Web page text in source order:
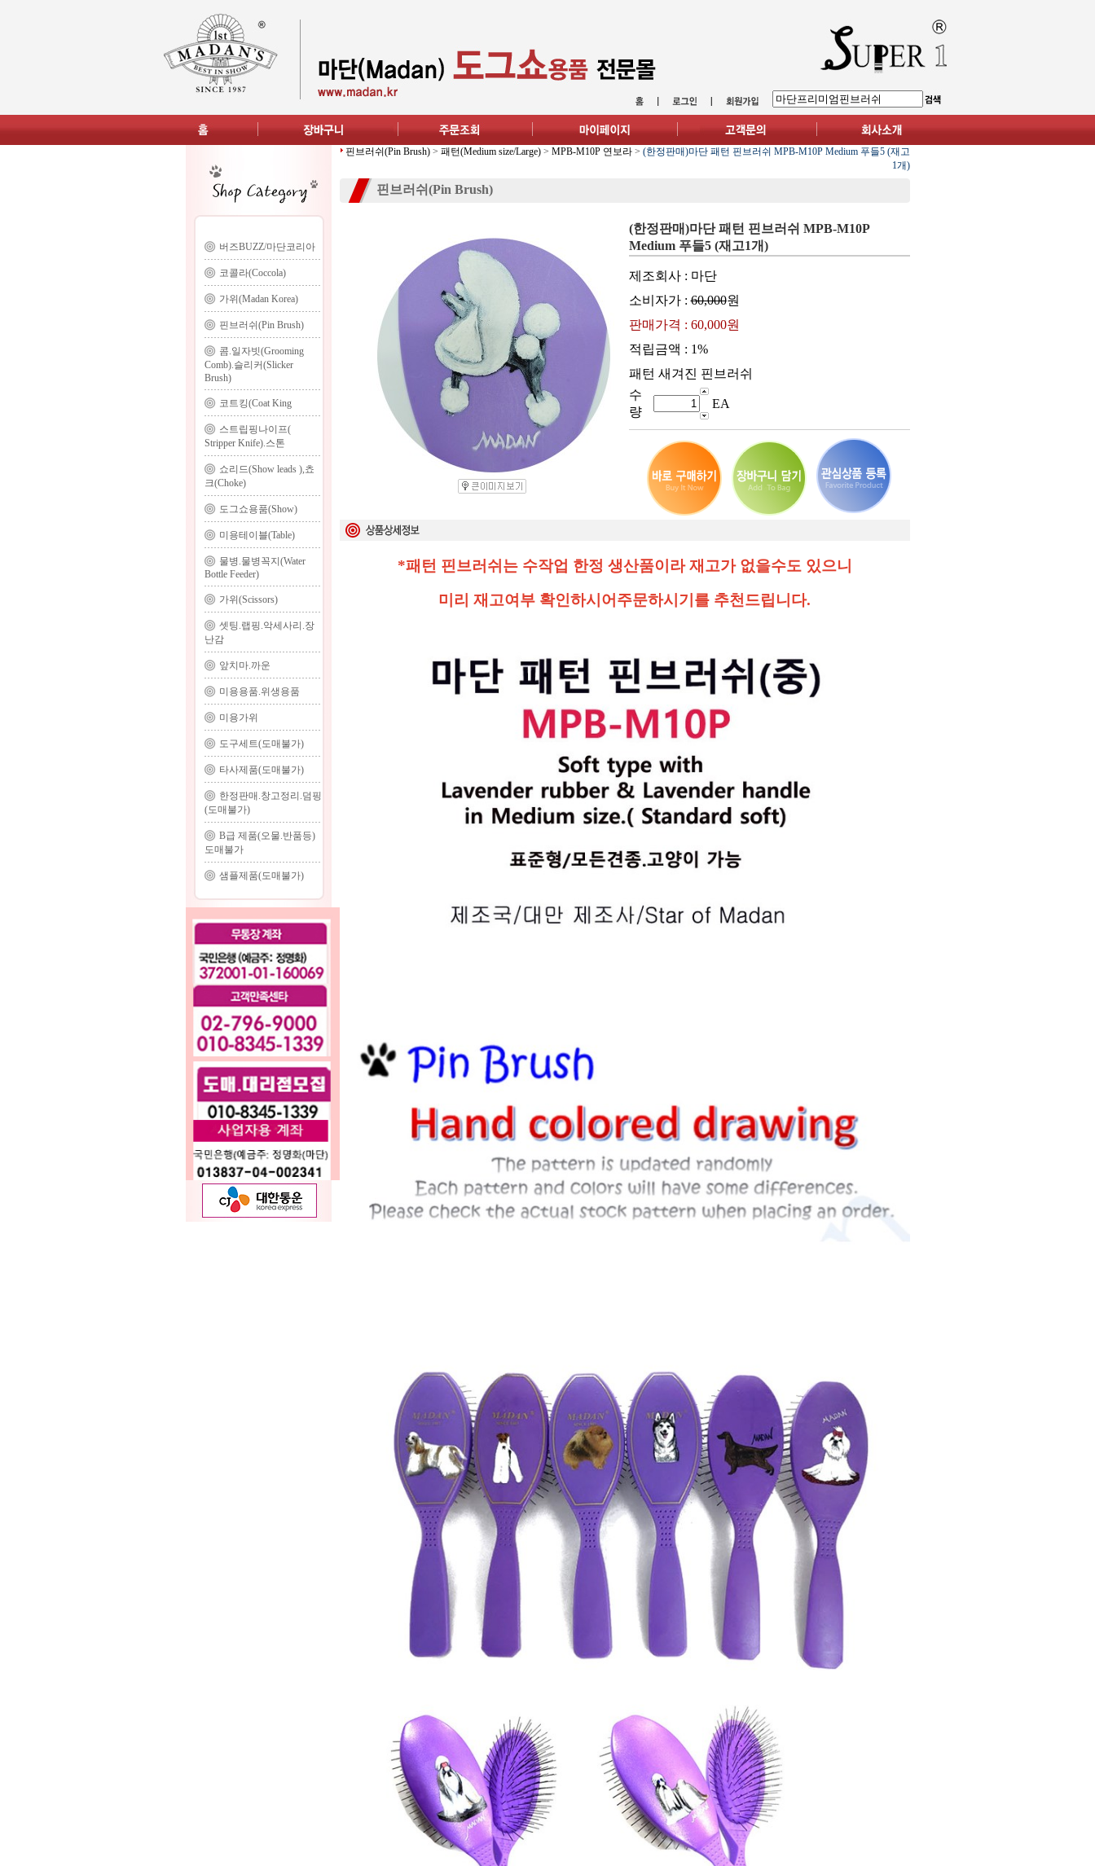
버즈BUZZ/마단코리아
코콜라(Coccola)
가위(Madan Korea)
핀브러쉬(Pin Brush)
콤.일자빗(Grooming
Comb).슬리커(Slicker
Brush)
코트킹(Coat King
스트립핑나이프(
Stripper Knife).스톤
쇼리드(Show leads ),쵸
크(Choke)
도그쇼용품(Show)
미용테이블(Table)
물병.물병꼭지(Water
Bottle Feeder)
가위(Scissors)
셋팅.랩핑.악세사리.장
난감
앞치마.까운
미용용품.위생용품
미용가위
도구세트(도매불가)
타사제품(도매불가)
한정판매.창고정리.덤핑
(도매불가)
B급 제품(오물.반품등)
도매불가
샘플제품(도매불가)
핀브러쉬(Pin Brush) > 패턴(Medium size/Large) > MPB-M10P 연보라 > (한정판매)마단 패턴 핀브러쉬 MPB-M10P Medium 푸들5 (재고
1개)
핀브러쉬(Pin Brush)
(한정판매)마단 패턴 핀브러쉬 MPB-M10P
Medium 푸들5 (재고1개)
제조회사 : 마단
소비자가 :60,000원
판매가격 : 60,000원
적립금액 : 1%
패턴 새겨진 핀브러쉬
수
량
EA
*패턴 핀브러쉬는 수작업 한정 생산품이라 재고가 없을수도 있으니
미리 재고여부 확인하시어 주문하시기를 추천드립니다.